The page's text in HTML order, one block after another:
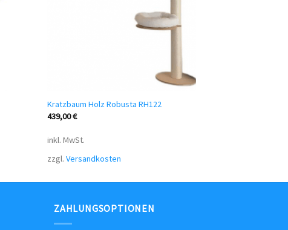
Kratzbaum Holz Robusta RH122
439,00€
inkl. MwSt.
zzgl. Versandkosten
ZAHLUNGSOPTIONEN